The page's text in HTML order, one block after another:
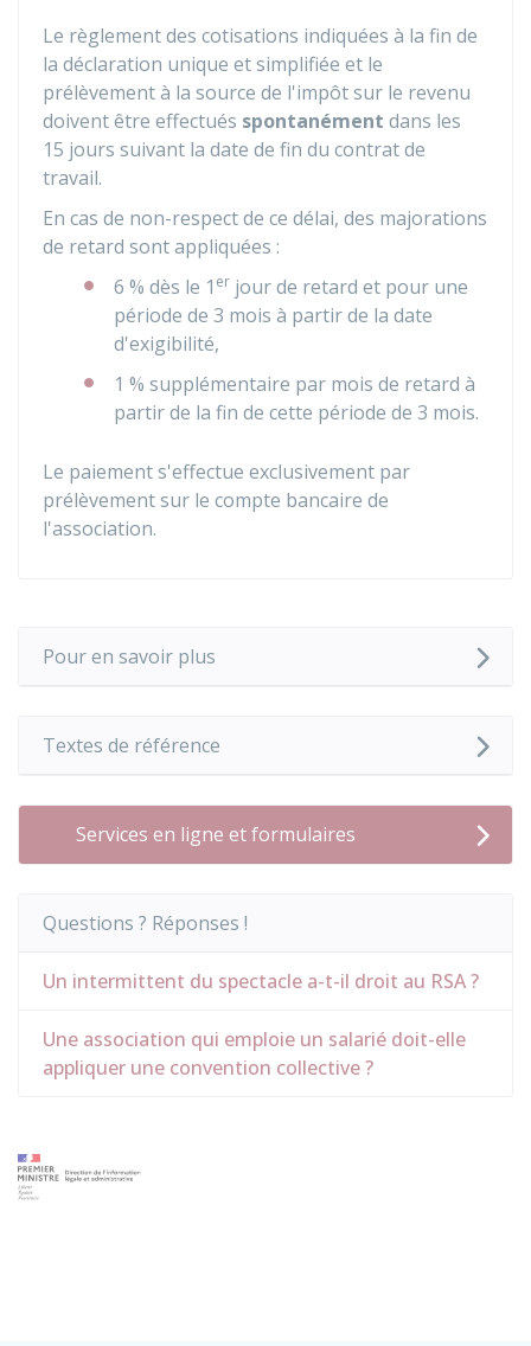
Le règlement des cotisations indiquées à la fin de
la déclaration unique et simplifiée et le
prélèvement à la source de l'impôt sur le revenu
doivent être effectués spontanément dans les
15 jours suivant la date de fin du contrat de
travail.
En cas de non-respect de ce délai, des majorations
de retard sont appliquées :
6 % dès le 1 er jour de retard et pour une
période de 3 mois à partir de la date
d'exigibilité,
1 % supplémentaire par mois de retard à
partir de la fin de cette période de 3 mois.
Le paiement s'effectue exclusivement par
prélèvement sur le compte bancaire de
l'association.
Pour en savoir plus
Textes de référence
Services en ligne et formulaires
Questions ? Réponses !
Un intermittent du spectacle a-t-il droit au RSA ?
Une association qui emploie un salarié doit-elle
appliquer une convention collective ?